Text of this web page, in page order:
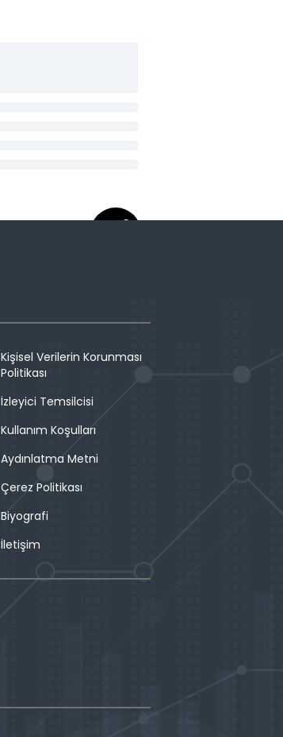
Kişisel Verilerin Korunması
Politikası
İzleyici Temsilcisi
Kullanım Koşulları
Aydınlatma Metni
Çerez Politikası
Biyografi
İletişim